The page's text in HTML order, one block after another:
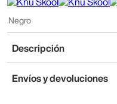
Negro
Descripción
Envíos y devoluciones